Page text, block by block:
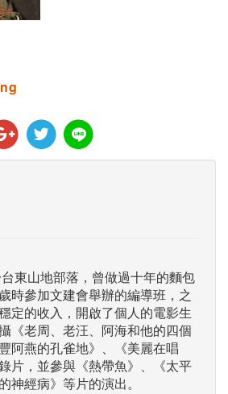
東山地部落，曾做過十年的麵包
時參加文建會舉辦的編導班，之
定的收入，開啟了個人的電影生
《老周、老汪、阿海和他的四個
阿燕的孔雀地》、《美麗在唱
片，並參與《熱帶魚》、《太平
神經病》等片的演出。